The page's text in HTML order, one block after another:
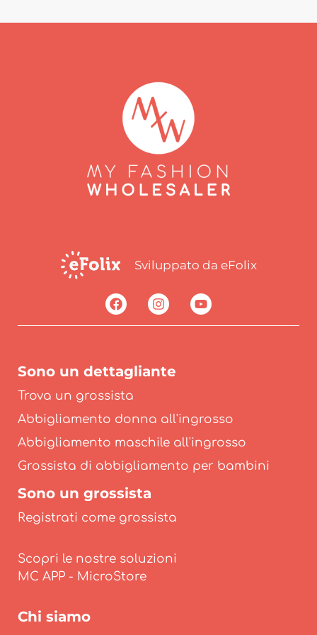
Sviluppato da eFolix
Sono un dettagliante
Trova un grossista
Abbigliamento donna all'ingrosso
Abbigliamento maschile all'ingrosso
Grossista di abbigliamento per bambini
Sono un grossista
Registrati come grossista
Scopri le nostre soluzioni
Chi siamo